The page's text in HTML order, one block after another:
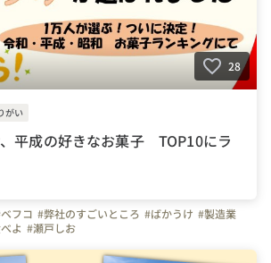
28
がい
、平成の好きなお菓子 TOP10にラ
フコ #弊社のすごいところ #ばかうけ #製造業
よ #瀬戸しお